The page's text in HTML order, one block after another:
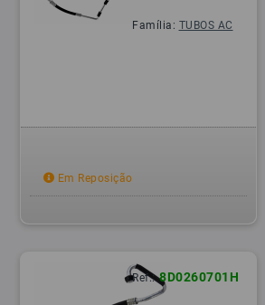
Família: TUBOS AC
Em Reposição
Ref.: 8D0260701H